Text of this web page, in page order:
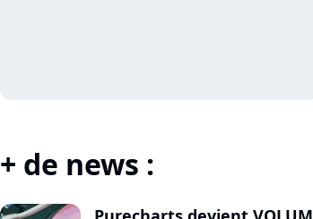
+ de news :